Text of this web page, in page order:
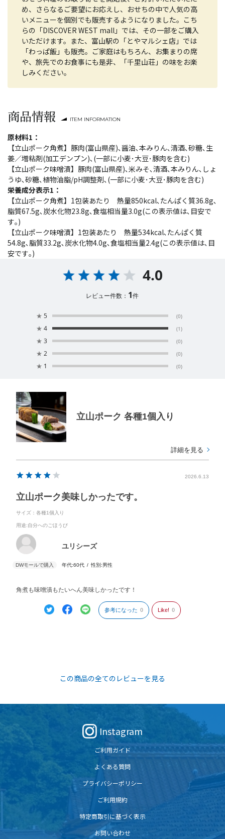
め、さらなるご要望にお応えし、おせちの中で人気の高
いメニューを個別でも販売するようになりました。こち
らの「DISCOVER WEST mall」では、その一部をご購入
いただけます。また、富山駅の「とやマルシェ店」では
「わっぱ飯」も販売。ご家庭はもちろん、お集まりの席
や、旅先でのお食事にも是非、「千里山荘」の味をお楽
しみください。
商品情報 ITEM INFORMATION
原材料1：
【立山ポーク角煮】豚肉(富山県産)､醤油､本みりん､清酒､砂糖､生
姜／増粘剤(加工デンプン)､(一部に小麦･大豆･豚肉を含む)
【立山ポーク味噌漬】豚肉(富山県産)､米みそ､清酒､本みりん､しょ
うゆ､砂糖､植物油脂/pH調整剤､(一部に小麦･大豆･豚肉を含む)
栄養成分表示1：
【立山ポーク角煮】1包装あたり 熱量850kcal､たんぱく質36.8g､
脂質67.5g､炭水化物23.8g､食塩相当量3.0g(この表示値は､目安で
す｡)
【立山ポーク味噌漬】1包装あたり 熱量534kcal､たんぱく質
54.8g､脂質33.2g､炭水化物4.0g､食塩相当量2.4g(この表示値は､目
安です｡)
4.0
レビュー件数： 1件
★ 5 (0)
★ 4 (1)
★ 3 (0)
★ 2 (0)
★ 1 (0)
立山ポーク 各種1個入り
詳細を見る
2026.6.13
立山ポーク美味しかったです。
サイズ：各種1個入り
用途:自分へのごほうび
ユリシーズ
年代:60代 性別:男性
角煮も味噌漬もたいへん美味しかったです！
参考になった 0 Like! 0
この商品の全てのレビューを見る
Instagram
ご利用ガイド
よくある質問
プライバシーポリシー
ご利用規約
特定商取引に基づく表示
お問い合わせ